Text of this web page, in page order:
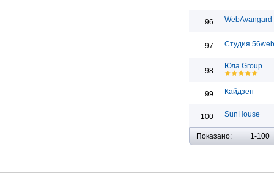
96 WebAvangard
97 Студия 56web
98
Юла Group
99 Кайдзен
100 SunHouse
Показано: 1-100